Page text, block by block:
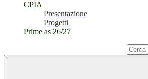
CPIA
Presentazione
Progetti
Prime as 26/27